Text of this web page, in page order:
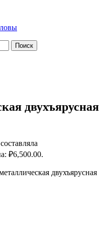
двухъярусная
₽6,500.00.
двухъярусная